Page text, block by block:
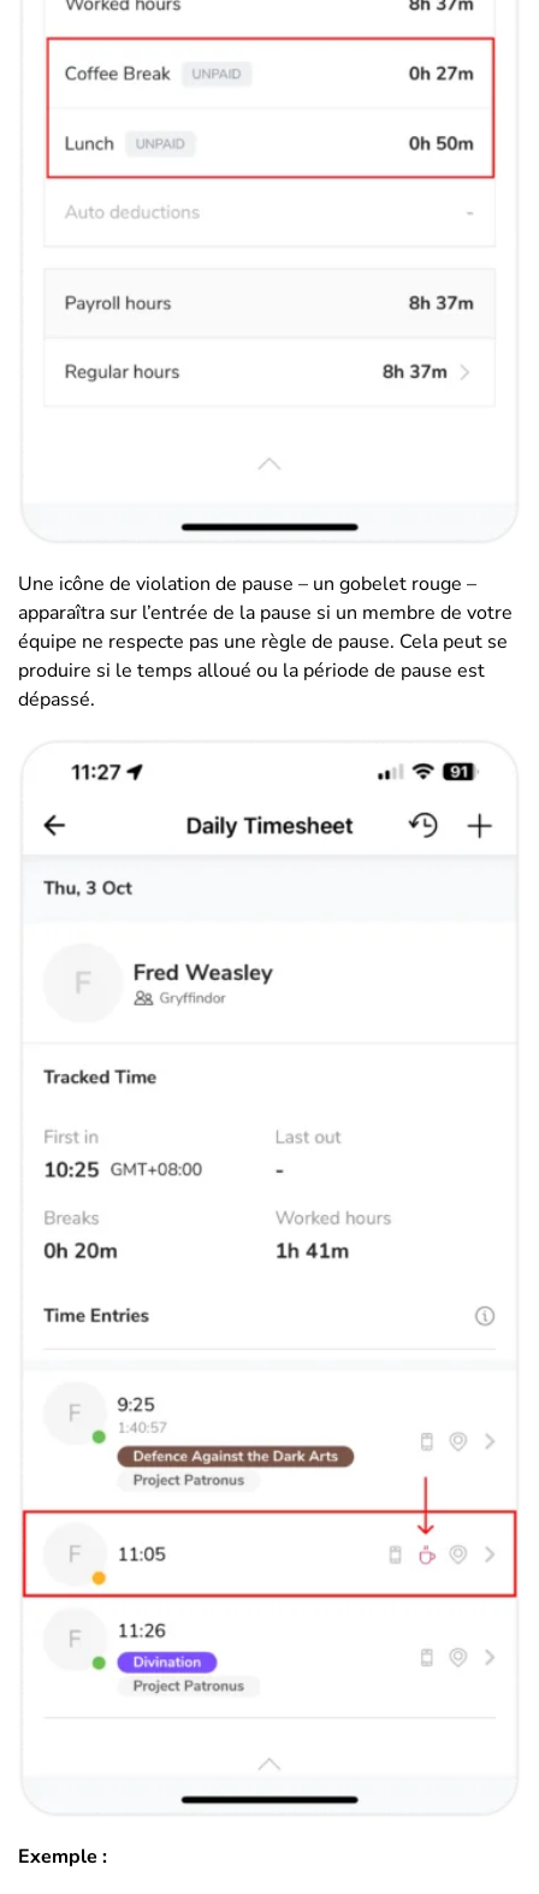
Une icône de violation de pause – un gobelet rouge –
apparaîtra sur l’entrée de la pause si un membre de votre
équipe ne respecte pas une règle de pause. Cela peut se
produire si le temps alloué ou la période de pause est
dépassé.
Exemple :